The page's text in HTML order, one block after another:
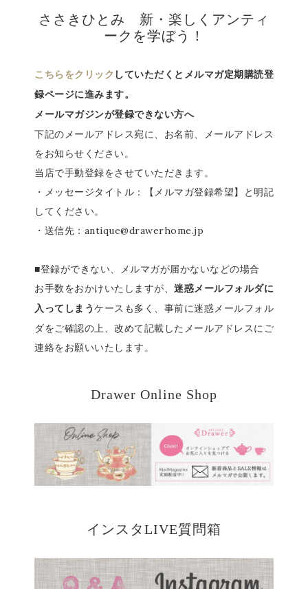
ささきひとみ 新・楽しくアンティ
ークを学ぼう！
こちらをクリック していただくとメルマガ定期購読登
録ページに進みます。
メールマガジンが登録できない方へ
下記のメールアドレス宛に、お名前、メールアドレス
をお知らせください。
当店で手動登録をさせていただきます。
・メッセージタイトル：【メルマガ登録希望】と明記
してください。
・送信先：antique@drawerhome.jp
■登録ができない、メルマガが届かないなどの場合
お手数をおかけいたしますが、 迷惑メールフォルダに
入ってしまう ケースも多く、事前に迷惑メールフォル
ダをご確認の上、改めて記載したメールアドレスにご
連絡をお願いいたします。
Drawer Online Shop
インスタLIVE質問箱